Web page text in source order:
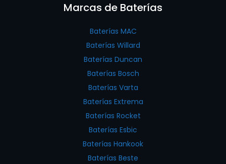
Marcas de Baterías
Baterías MAC
Baterías Willard
Baterías Duncan
Baterías Bosch
Baterías Varta
Baterías Extrema
Baterías Rocket
Baterías Esbic
Baterías Hankook
Baterías Beste